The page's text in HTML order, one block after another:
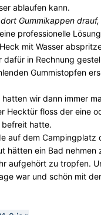
ablaufen kann.
Gummikappen
professionelle
mit Wasser
dafür in Rechnung
Gummistopfen
wir dann immer
Hecktür floss der eine
befreit hatte.
auf dem
hätten ein Bad nehmen
aufgehört zu tropfen.
war und schön mit